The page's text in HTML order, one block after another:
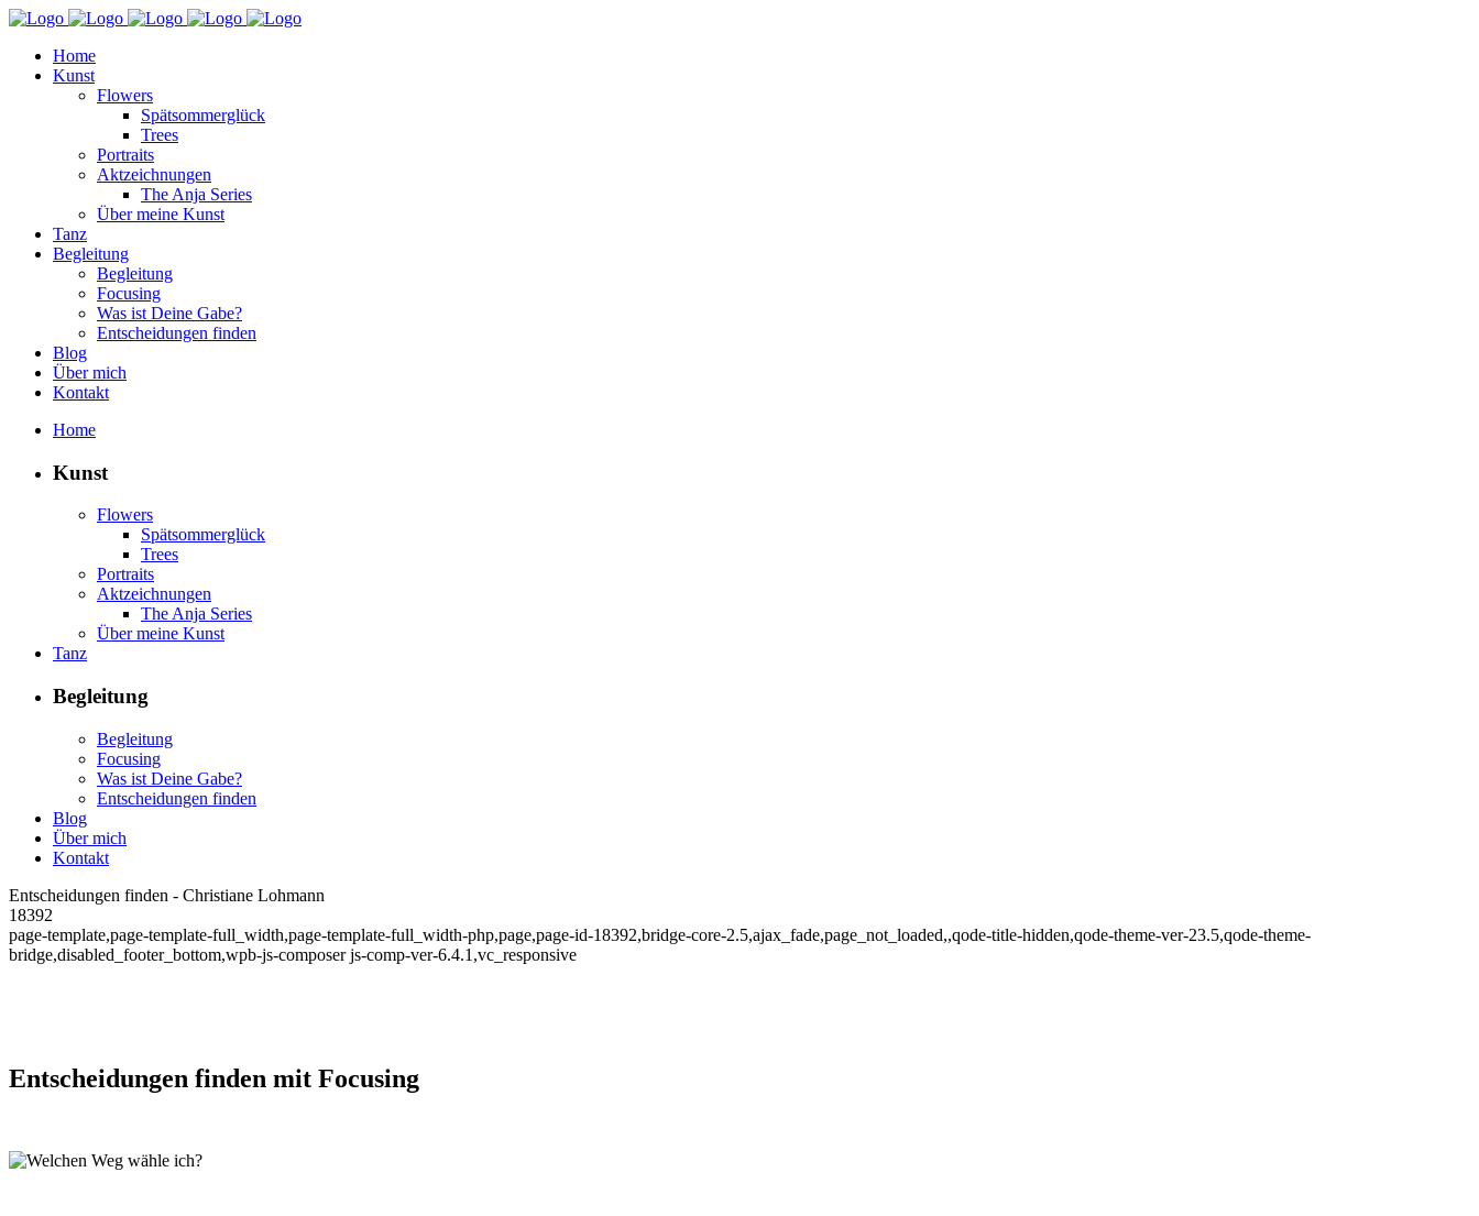
Home
Kunst
Flowers
Spätsommerglück
Trees
Portraits
Aktzeichnungen
The Anja Series
Über meine Kunst
Tanz
Begleitung
Begleitung
Focusing
Was ist Deine Gabe?
Entscheidungen finden
Blog
Über mich
Kontakt
Home
Kunst
Flowers
Spätsommerglück
Trees
Portraits
Aktzeichnungen
The Anja Series
Über meine Kunst
Tanz
Begleitung
Begleitung
Focusing
Was ist Deine Gabe?
Entscheidungen finden
Blog
Über mich
Kontakt
Entscheidungen finden - Christiane Lohmann
18392
page-template,page-template-full_width,page-template-full_width-php,page,page-id-18392,bridge-core-2.5,ajax_fade,page_not_loaded,,qode-title-hidden,qode-theme-ver-23.5,qode-theme-
bridge,disabled_footer_bottom,wpb-js-composer js-comp-ver-6.4.1,vc_responsive
Entscheidungen finden mit Focusing